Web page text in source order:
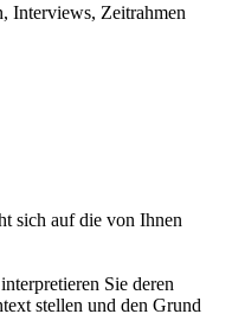
Interviews, Zeitrahmen
sich auf die von Ihnen
Sie deren
stellen und den Grund